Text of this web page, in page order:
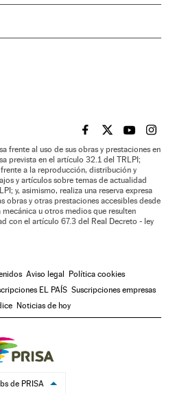
EL PAÍS BRASIL EN
EL PAÍSEL PAÍS
EL
frente al uso de sus obras y prestaciones en
prevista en el artículo 32.1 del TRLPI;
a la reproducción, distribución y
y artículos sobre temas de actualidad
y, asimismo, realiza una reserva expresa
obras y otras prestaciones accesibles desde
u otros medios que resulten
con el artículo 67.3 del Real Decreto - ley
Aviso legal Política cookies
EL PAÍS Suscripciones empresas
Noticias de hoy
de PRISA